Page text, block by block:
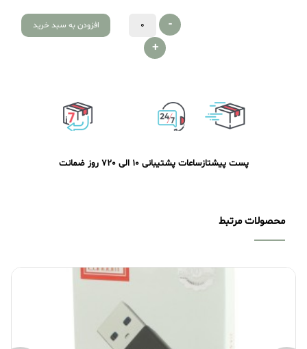
-
+
افزودن به سبد خرید
پست پیشتازساعات پشتیبانی 10 الی 20 7 روز ضمانت
محصولات مرتبط